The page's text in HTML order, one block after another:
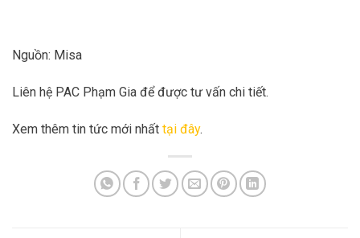
Nguồn: Misa
Liên hệ PAC Phạm Gia để được tư vấn chi tiết.
Xem thêm tin tức mới nhất tại đây.